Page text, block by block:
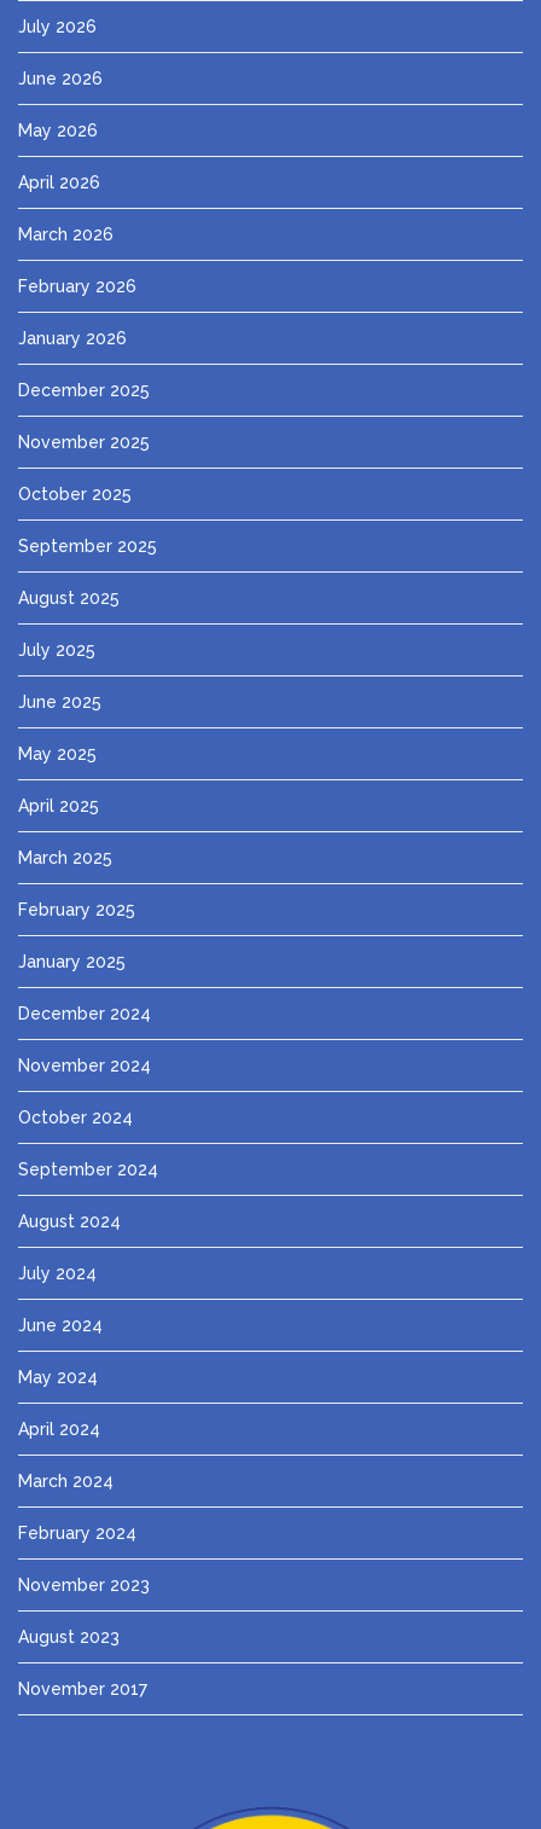
July 2026
June 2026
May 2026
April 2026
March 2026
February 2026
January 2026
December 2025
November 2025
October 2025
September 2025
August 2025
July 2025
June 2025
May 2025
April 2025
March 2025
February 2025
January 2025
December 2024
November 2024
October 2024
September 2024
August 2024
July 2024
June 2024
May 2024
April 2024
March 2024
February 2024
November 2023
August 2023
November 2017